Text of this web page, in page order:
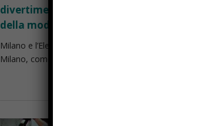
divertimento e stile nella capitale
della moda
Milano e l’Eleganza della Vita Notturna
Milano, come capitale ...
Il